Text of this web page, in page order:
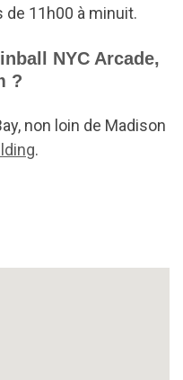
11h00 à minuit.
NYC Arcade,
?
non loin de Madison
.